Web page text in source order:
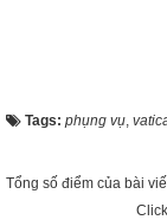
Tags: phụng vụ,
Tổng số điểm của bài